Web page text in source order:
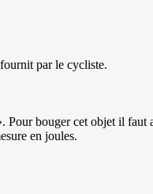
par le cycliste.
bouger cet objet il
en joules.